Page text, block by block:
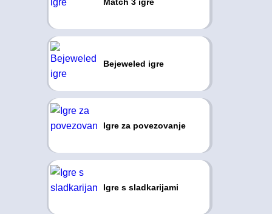
Bejeweled igre
Igre za povezovanje
Igre s sladkarijami